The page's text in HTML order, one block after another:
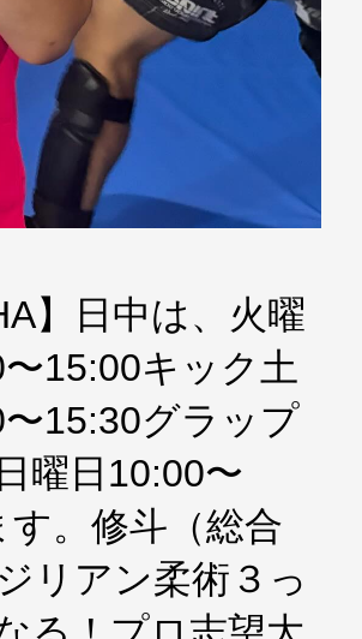
】日中は、火曜
15:00キック土
15:30グラップ
日10:00〜
。修斗（総合
リアン柔術３っ